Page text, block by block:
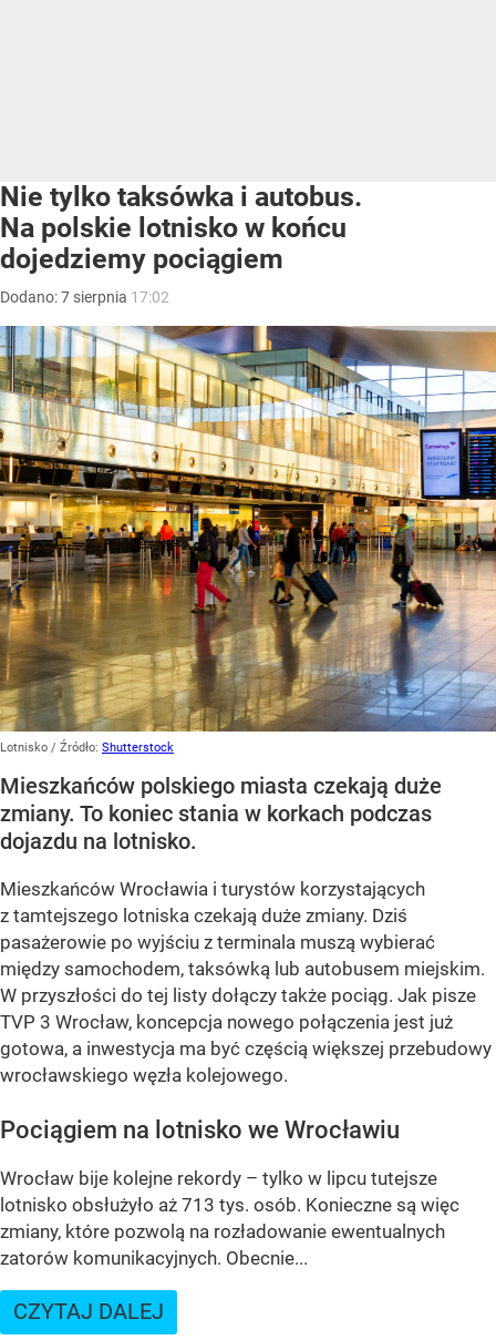
Nie tylko taksówka i autobus.
Na polskie lotnisko w końcu
dojedziemy pociągiem
Dodano:7 sierpnia 17:02
Lotnisko / Źródło: Shutterstock
Mieszkańców polskiego miasta czekają duże
zmiany. To koniec stania w korkach podczas
dojazdu na lotnisko.
Mieszkańców Wrocławia i turystów korzystających
z tamtejszego lotniska czekają duże zmiany. Dziś
pasażerowie po wyjściu z terminala muszą wybierać
między samochodem, taksówką lub autobusem miejskim.
W przyszłości do tej listy dołączy także pociąg. Jak pisze
TVP 3 Wrocław, koncepcja nowego połączenia jest już
gotowa, a inwestycja ma być częścią większej przebudowy
wrocławskiego węzła kolejowego.
Pociągiem na lotnisko we Wrocławiu
Wrocław bije kolejne rekordy – tylko w lipcu tutejsze
lotnisko obsłużyło aż 713 tys. osób. Konieczne są więc
zmiany, które pozwolą na rozładowanie ewentualnych
zatorów komunikacyjnych. Obecnie...
CZYTAJ DALEJ